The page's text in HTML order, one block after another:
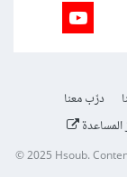
درّب معنا
المساعدة
© 2025Hsoub.